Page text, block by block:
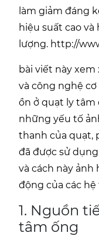
làm giảm đáng
hiệu suất cao
lượng. http://
bài viết này
và công nghệ
ồn ở quạt ly tâm
những yếu tố
thanh của quạt,
đã được sử
và cách này ảnh
động của các
1. Nguồn
tâm ống